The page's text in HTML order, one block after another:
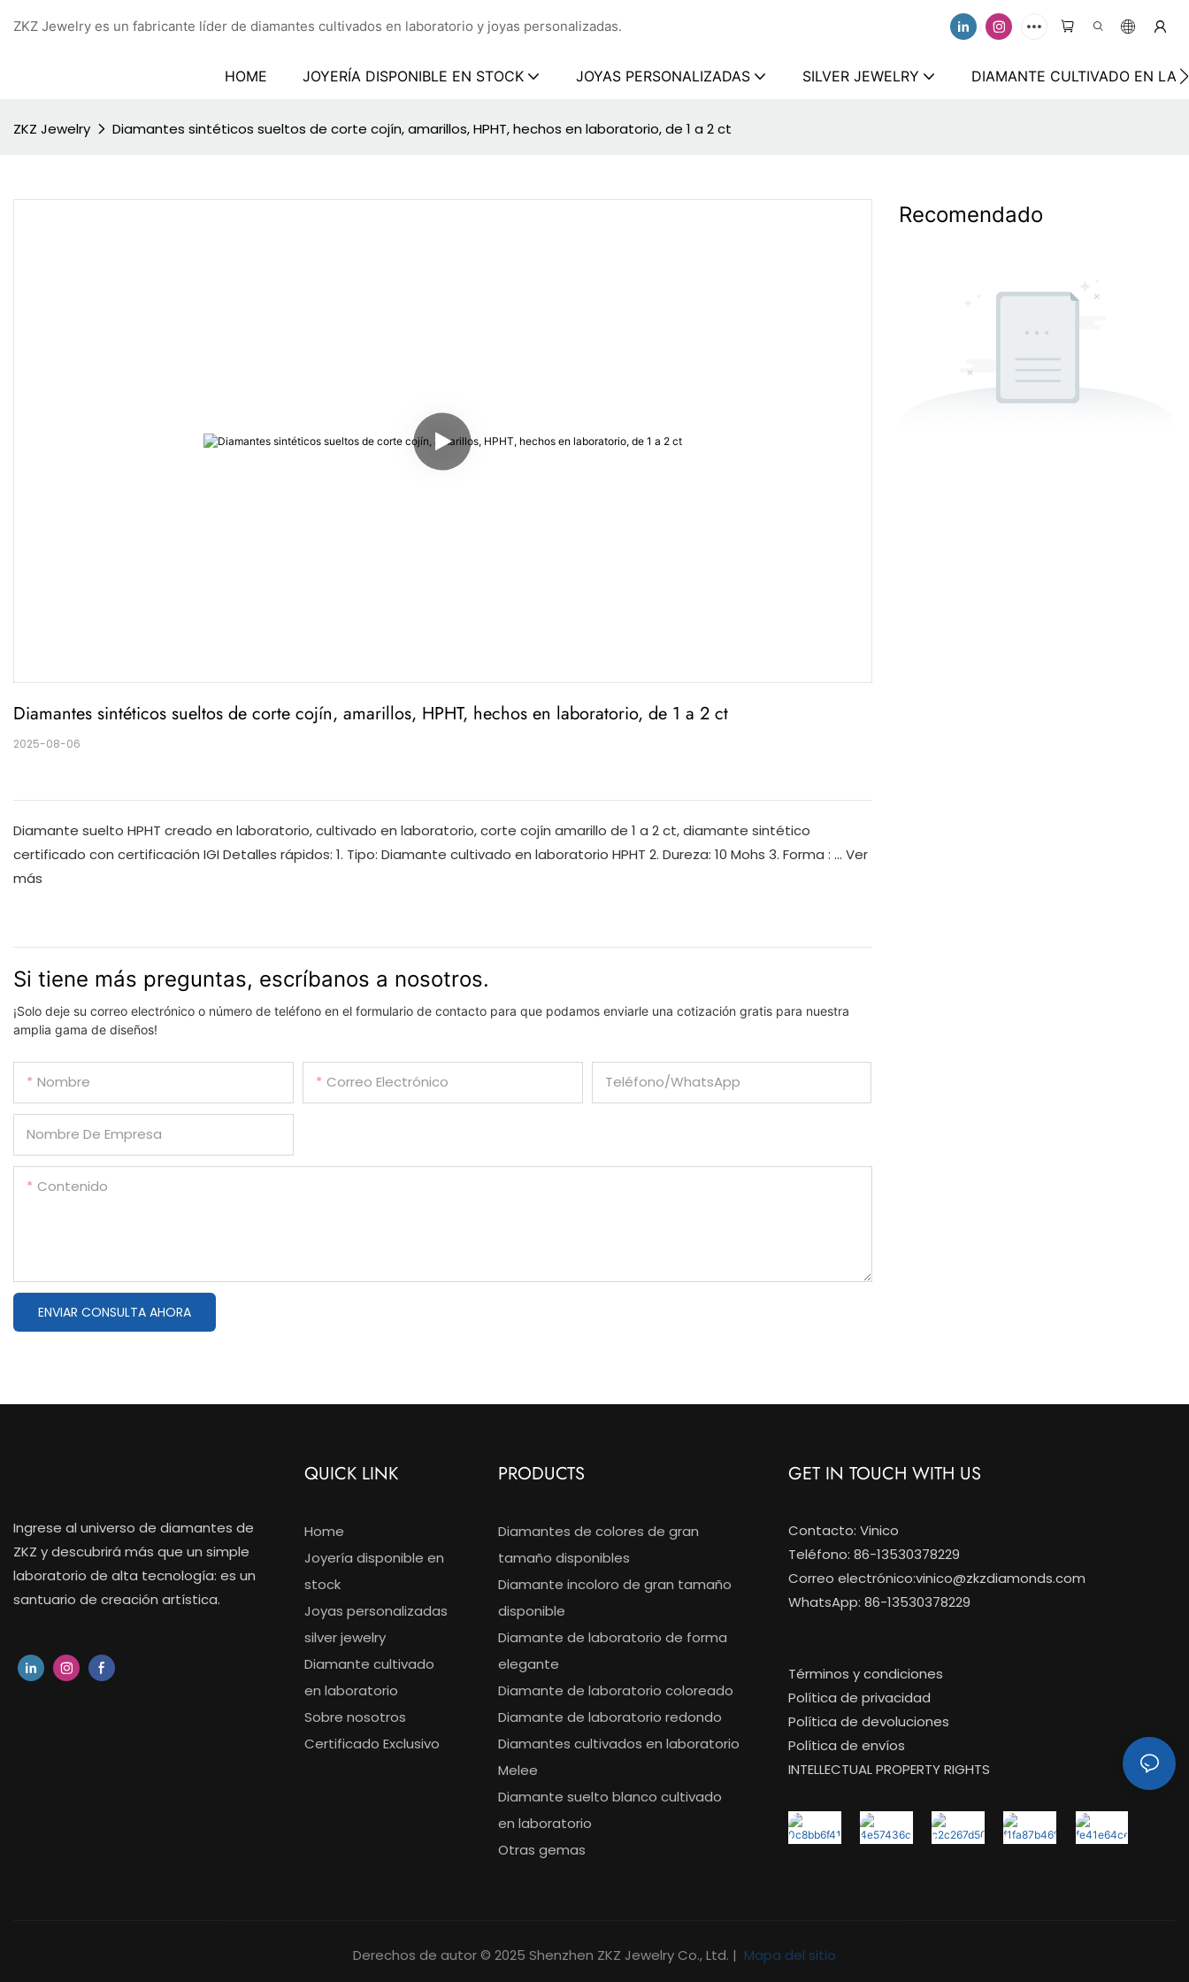
ZKZ Jewelry es un fabricante líder de diamantes cultivados en laboratorio y joyas personalizadas.
HOME JOYERÍA DISPONIBLE EN STOCK JOYAS PERSONALIZADAS SILVER JEWELRY DIAMANTE CULTIVADO EN
ZKZ Jewelry Diamantes sintéticos sueltos de corte cojín, amarillos, HPHT, hechos en laboratorio, de 1 a 2 ct
Diamantes sintéticos sueltos de corte cojín, amarillos, HPHT, hechos en laboratorio, de 1 a 2 ct
2025-08-06
Diamante suelto HPHT creado en laboratorio, cultivado en laboratorio, corte cojín amarillo de 1 a 2 ct, diamante sintético
certificado con certificación IGI Detalles rápidos: 1. Tipo: Diamante cultivado en laboratorio HPHT 2. Dureza: 10 Mohs 3. Forma : ... Ver
más
Si tiene más preguntas, escríbanos a nosotros.
¡Solo deje su correo electrónico o número de teléfono en el formulario de contacto para que podamos enviarle una cotización gratis para nuestra
amplia gama de diseños!
Nombre Correo Electrónico Teléfono/WhatsApp
Nombre De Empresa
Contenido
ENVIAR CONSULTA AHORA
Recomendado
Ingrese al universo de diamantes de
ZKZ y descubrirá más que un simple
laboratorio de alta tecnología: es un
santuario de creación artística.
QUICK LINK
Home
Joyería disponible en
stock
Joyas personalizadas
silver jewelry
Diamante cultivado
en laboratorio
Sobre nosotros
Certificado Exclusivo
PRODUCTS
Diamantes de colores de gran
tamaño disponibles
Diamante incoloro de gran tamaño
disponible
Diamante de laboratorio de forma
elegante
Diamante de laboratorio coloreado
Diamante de laboratorio redondo
Diamantes cultivados en laboratorio
Melee
Diamante suelto blanco cultivado
en laboratorio
Otras gemas
GET IN TOUCH WITH US
Contacto: Vinico
Teléfono: 86-13530378229
Correo electrónico:vinico@zkzdiamonds.com
WhatsApp: 86-13530378229
Términos y condiciones
Política de privacidad
Política de devoluciones
Política de envíos
INTELLECTUAL PROPERTY RIGHTS
Derechos de autor © 2025 Shenzhen ZKZ Jewelry Co., Ltd. | Mapa del sitio